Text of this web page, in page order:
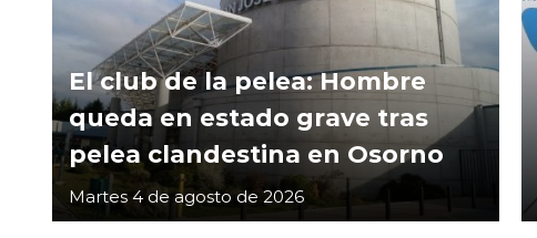
El club de la pelea: Hombre
queda en estado grave tras
pelea clandestina en Osorno
Martes 4 de agosto de 2026